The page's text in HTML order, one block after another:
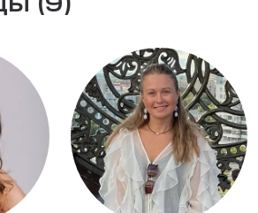
(9)